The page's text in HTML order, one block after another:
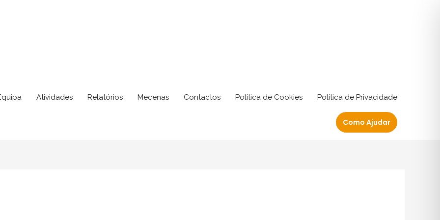
Atividades Relatórios Mecenas Contactos Política de Cookies Política de Privacidade
Como Ajudar